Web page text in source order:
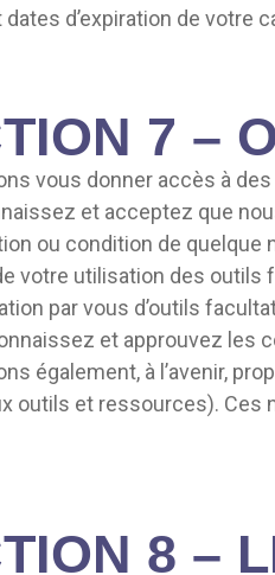
dates d’expiration de
7 –
vous donner accès à
et acceptez que
ou condition de quelque
votre utilisation des outils
par vous d’outils
et approuvez les
également, à l’avenir,
outils et ressources).
8 –